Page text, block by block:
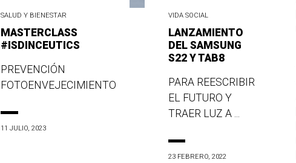
SALUD Y BIENESTAR
MASTERCLASS
#ISDINCEUTICS
PREVENCIÓN
FOTOENVEJECIMIENTO
11 JULIO, 2023
VIDA SOCIAL
LANZAMIENTO
DEL SAMSUNG
S22 Y TAB8
PARA REESCRIBIR
EL FUTURO Y
TRAER LUZ A ...
23 FEBRERO, 2022